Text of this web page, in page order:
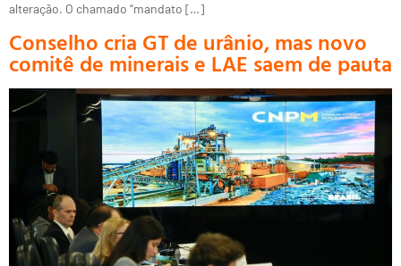
alteração. O chamado “mandato […]
Conselho cria GT de urânio, mas novo
comitê de minerais e LAE saem de pauta